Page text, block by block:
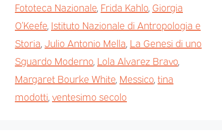
Fototeca Nazionale Frida Kahlo Giorgia
O’Keefe Istituto Nazionale di Antropologia e
Storia Julio Antonio Mella La Genesi di uno
Sguardo Moderno Lola Alvarez Bravo
Margaret Bourke White Messico tina
modotti ventesimo secolo